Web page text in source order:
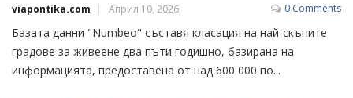
viapontika.com Април 10, 2026 0 Comments
Базата данни "Numbeo" съставя класация на най-скъпите
градове за живеене два пъти годишно, базирана на
информацията, предоставена от над 600 000 по...